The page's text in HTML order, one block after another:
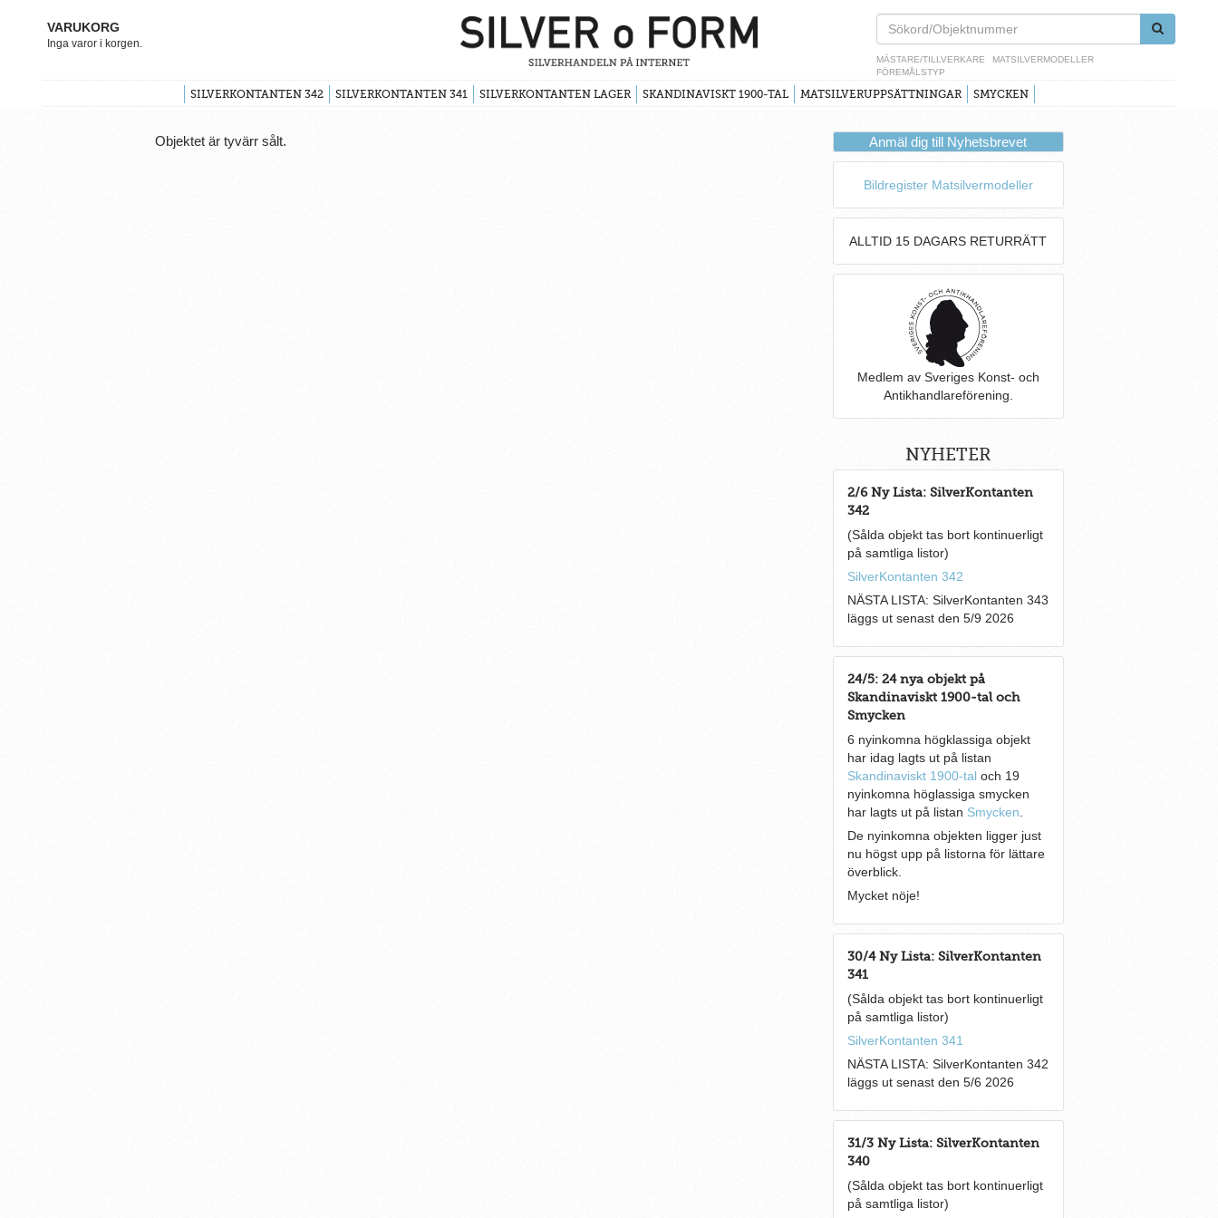
VARUKORG
Inga varor i korgen.
MÄSTARE/TILLVERKARE
MATSILVERMODELLER
FÖREMÅLSTYP
SILVERKONTANTEN 342 SILVERKONTANTEN 341 SILVERKONTANTEN LAGER SKANDINAVISKT 1900-TAL MATSILVERUPPSÄTTNINGAR SMYCKEN
Objektet är tyvärr sålt. Anmäl dig till Nyhetsbrevet
Bildregister Matsilvermodeller
ALLTID 15 DAGARS RETURRÄTT
Medlem av Sveriges Konst- och
Antikhandlareförening.
NYHETER
2/6 Ny Lista: SilverKontanten
342
(Sålda objekt tas bort kontinuerligt
på samtliga listor)
SilverKontanten 342
NÄSTA LISTA: SilverKontanten 343
läggs ut senast den 5/9 2026
24/5: 24 nya objekt på
Skandinaviskt 1900-tal och
Smycken
6 nyinkomna högklassiga objekt
har idag lagts ut på listan
Skandinaviskt 1900-tal och 19
nyinkomna höglassiga smycken
har lagts ut på listan Smycken
De nyinkomna objekten ligger just
nu högst upp på listorna för lättare
överblick.
Mycket nöje!
30/4 Ny Lista: SilverKontanten
341
(Sålda objekt tas bort kontinuerligt
på samtliga listor)
SilverKontanten 341
NÄSTA LISTA: SilverKontanten 342
läggs ut senast den 5/6 2026
31/3 Ny Lista: SilverKontanten
340
(Sålda objekt tas bort kontinuerligt
på samtliga listor)